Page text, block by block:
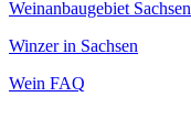
Weinanbaugebiet Sachsen
Winzer in Sachsen
Wein FAQ